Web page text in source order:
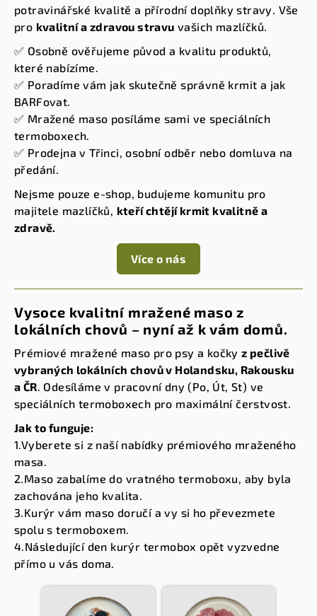
potravinářské kvalitě a přírodní doplňky stravy. Vše
pro kvalitní a zdravou stravu vašich mazlíčků.
✅ Osobně ověřujeme původ a kvalitu produktů,
které nabízíme.
✅ Poradíme vám jak skutečně správně krmit a jak
BARFovat.
✅ Mražené maso posíláme sami ve speciálních
termoboxech.
✅ Prodejna v Třinci, osobní odběr nebo domluva na
předání.
Nejsme pouze e-shop, budujeme komunitu pro
majitele mazlíčků, kteří chtějí krmit kvalitně a
zdravě.
Více o nás
Vysoce kvalitní mražené maso z
lokálních chovů – nyní až k vám domů.
Prémiové mražené maso pro psy a kočkyz pečlivě
vybraných lokálních chovů v Holandsku, Rakousku
a ČR . Odesíláme v pracovní dny (Po, Út, St) ve
speciálních termoboxech pro maximální čerstvost.
Jak to funguje:
1.Vyberete si z naší nabídky prémiového mraženého
masa.
2.Maso zabalíme do vratného termoboxu, aby byla
zachována jeho kvalita.
3.Kurýr vám maso doručí a vy si ho převezmete
spolu s termoboxem.
4.Následující den kurýr termobox opět vyzvedne
přímo u vás doma.